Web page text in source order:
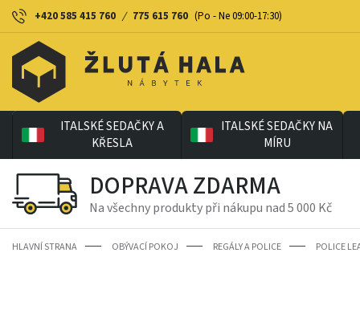
+420 585 415 760 / 775 615 760 (Po - Ne 09:00-17:30)
ITALSKÉ SEDAČKY A
KŘESLA
ITALSKÉ SEDAČKY NA
MÍRU
DOPRAVA ZDARMA
Na všechny produkty při nákupu nad 5 000 Kč
HLAVNÍ STRANA OBÝVACÍ POKOJ REGÁLY A POLICE POLICE